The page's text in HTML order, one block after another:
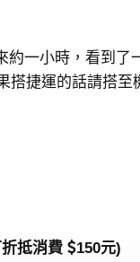
約一小時，看到了
搭捷運的話請搭
抵消費
150元)